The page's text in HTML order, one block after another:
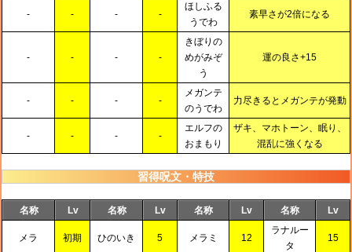
- - - -
ほしふる
うでわ
素早さが2倍になる
- - - -
きぼりの
めがみぞ
う
運の良さ+15
- - - -
メガンテ
のうでわ
力尽きるとメガンテが発動
- - - -
エルフの
おまもり
ザキ、マホトーン、眠り、
混乱に強くなる
習得呪文・特技
名称 Lv 名称 Lv 名称 Lv 名称 Lv
メラ 初期 ひのいき 5 メラミ 12
ラナルー
タ
15